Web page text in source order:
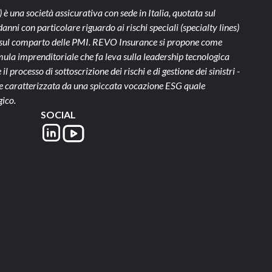
è una società assicurativa con sede in Italia, quotata sul
con particolare riguardo ai rischi speciali (specialty lines)
comparto delle PMI. REVO Insurance si propone come
imprenditoriale che fa leva sulla leadership tecnologica
processo di sottoscrizione dei rischi e di gestione dei sinistri -
caratterizzata da una spiccata vocazione ESG quale
SOCIAL